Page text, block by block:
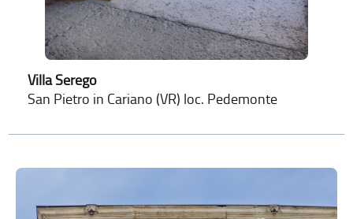
Villa Serego
San Pietro in Cariano (VR) loc. Pedemonte